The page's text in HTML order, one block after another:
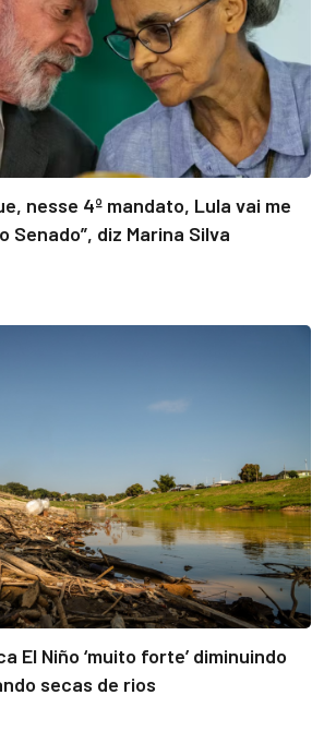
nesse 4º mandato, Lula vai me
Senado”, diz Marina Silva
El Niño ‘muito forte’ diminuindo
secas de rios